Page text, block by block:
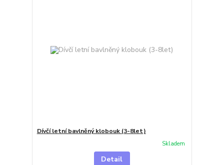
Dívčí letní bavlněný klobouk (3-8let)
Skladem
Detail